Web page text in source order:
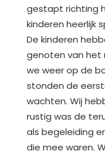
gestapt richting
kinderen heerlijk
De kinderen
genoten van het
we weer op de
stonden de
wachten. Wij
rustig was de
als begeleiding
die mee waren.